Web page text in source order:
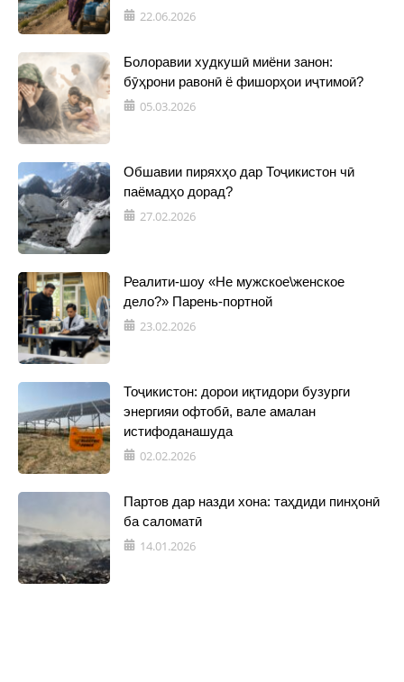
22.06.2026
Болоравии худкушӣ миёни занон:
бӯҳрони равонӣ ё фишорҳои иҷтимоӣ?
05.03.2026
Обшавии пиряхҳо дар Тоҷикистон чӣ
паёмадҳо дорад?
27.02.2026
Реалити-шоу «Не мужское\женское
дело?» Парень-портной
23.02.2026
Тоҷикистон: дорои иқтидори бузурги
энергияи офтобӣ, вале амалан
истифоданашуда
02.02.2026
Партов дар назди хона: таҳдиди пинҳонӣ
ба саломатӣ
14.01.2026